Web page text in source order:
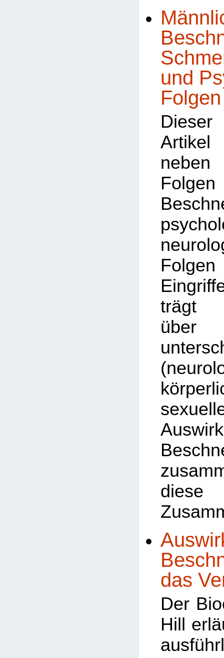
und
Folgen
Dieser
neben
trägt
das
Der
Hill